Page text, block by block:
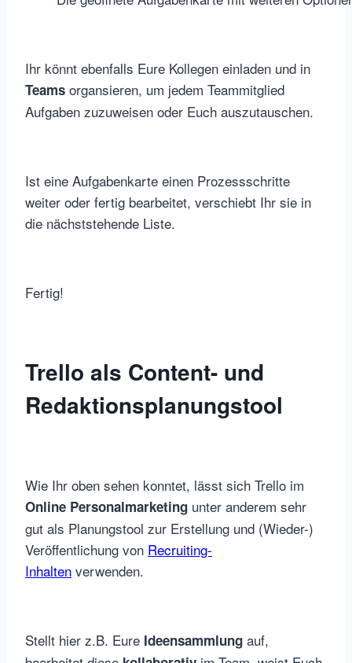
Ihr könnt ebenfalls Eure Kollegen einladen und in
Teams organsieren, um jedem Teammitglied
Aufgaben zuzuweisen oder Euch auszutauschen.
Ist eine Aufgabenkarte einen Prozessschritte
weiter oder fertig bearbeitet, verschiebt Ihr sie in
die nächststehende Liste.
Fertig!
Trello als Content- und
Redaktionsplanungstool
Wie Ihr oben sehen konntet, lässt sich Trello im
Online Personalmarketing unter anderem sehr
gut als Planungstool zur Erstellung und (Wieder-)
Veröffentlichung von Recruiting-
Inhalten verwenden.
Stellt hier z.B. Eure Ideensammlung auf,